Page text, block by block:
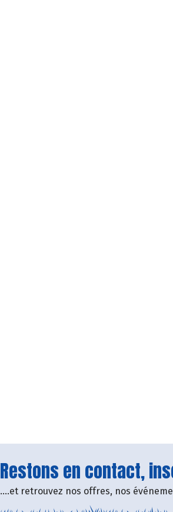
Restons en contact,
....et retrouvez nos offres, nos